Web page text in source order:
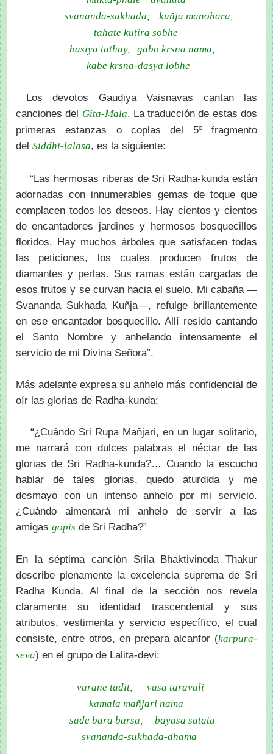
svananda-sukhada, kuñja manohara,
tahate kutira sobhe
basiya tathay, gabo krsna nama,
kabe krsna-dasya lobhe
Los devotos Gaudiya Vaisnavas cantan las
canciones del Gita-Mala. La traducción de estas dos
primeras estanzas o coplas del 5º fragmento
del Siddhi-lalasa, es la siguiente:
“Las hermosas riberas de Sri Radha-kunda están
adornadas con innumerables gemas de toque que
complacen todos los deseos. Hay cientos y cientos
de encantadores jardines y hermosos bosquecillos
floridos. Hay muchos árboles que satisfacen todas
las peticiones, los cuales producen frutos de
diamantes y perlas. Sus ramas están cargadas de
esos frutos y se curvan hacia el suelo. Mi cabaña —
Svananda Sukhada Kuñja—, refulge brillantemente
en ese encantador bosquecillo. Allí resido cantando
el Santo Nombre y anhelando intensamente el
servicio de mi Divina Señora”.
Más adelante expresa su anhelo más confidencial de
oír las glorias de Radha-kunda:
“¿Cuándo Sri Rupa Mañjari, en un lugar solitario,
me narrará con dulces palabras el néctar de las
glorias de Sri Radha-kunda?… Cuando la escucho
hablar de tales glorias, quedo aturdida y me
desmayo con un intenso anhelo por mi servicio.
¿Cuándo aimentará mi anhelo de servir a las
amigas gopis de Sri Radha?”
En la séptima canción Srila Bhaktivinoda Thakur
describe plenamente la excelencia suprema de Sri
Radha Kunda. Al final de la sección nos revela
claramente su identidad trascendental y sus
atributos, vestimenta y servicio específico, el cual
consiste, entre otros, en prepara alcanfor (karpura-
seva) en el grupo de Lalita-devi:
varane tadit, vasa taravali
kamala mañjari nama
sade bara barsa, bayasa satata
svananda-sukhada-dhama